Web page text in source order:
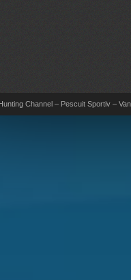
Channel – Pescuit Sportiv –